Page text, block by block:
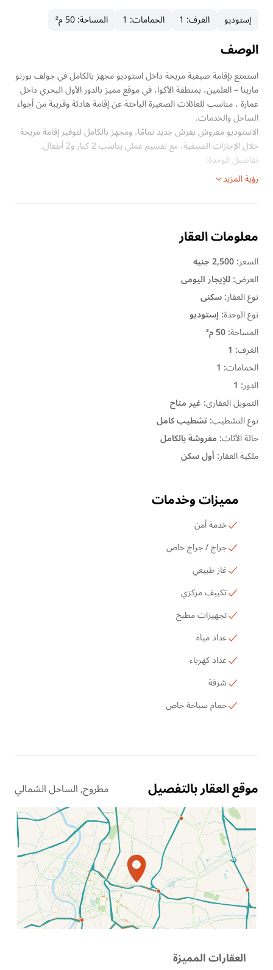
إستوديو الغرف:
1 الحمامات:
1 المساحة:50 م²
الوصف
استمتع بإقامة صيفية مريحة داخل استوديو مجهز بالكامل في جولف بورتو
مارينا – العلمين، بمنطقة الأكوا، في موقع مميز بالدور الأول البحري داخل
عمارة ، مناسب للعائلات الصغيرة الباحثة عن إقامة هادئة وقريبة من أجواء
الساحل والخدمات.
الاستوديو مفروش بفرش جديد تمامًا، ومجهز بالكامل لتوفير إقامة مريحة
خلال الإجازات الصيفية، مع تقسيم عملي يناسب 2 كبار و2 أطفال.
تفاصيل الوحدة:
رؤية المزيد
معلومات العقار
السعر:2,500 جنيه
العرض:للإيجار اليومى
نوع العقار:سكنى
نوع الوحدة: إستوديو
المساحة:50 م²
الغرف:
1
الحمامات:
1
الدور:
1
التمويل العقارى: غير متاح
نوع التشطيب:تشطيب كامل
حالة الأثاث: مفروشة بالكامل
ملكية العقار: أول سكن
مميزات وخدمات
خدمة أمن
جراج / جراج خاص
غاز طبيعي
تكييف مركزي
تجهيزات مطبخ
عداد مياه
عداد كهرباء
شرفة
حمام سباحة خاص
موقع العقار بالتفصيل مطروح, الساحل الشمالي
الموقع عل الخريطة
العقارات المميزة